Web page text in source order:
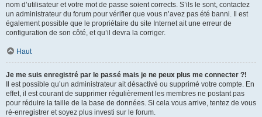
nom d’utilisateur et votre mot de passe soient corrects. S’ils le sont, contactez
un administrateur du forum pour vérifier que vous n’avez pas été banni. Il est
également possible que le propriétaire du site Internet ait une erreur de
configuration de son côté, et qu’il devra la corriger.
Haut
Je me suis enregistré par le passé mais je ne peux plus me connecter ?!
Il est possible qu’un administrateur ait désactivé ou supprimé votre compte. En
effet, il est courant de supprimer régulièrement les membres ne postant pas
pour réduire la taille de la base de données. Si cela vous arrive, tentez de vous
ré-enregistrer et soyez plus investi sur le forum.